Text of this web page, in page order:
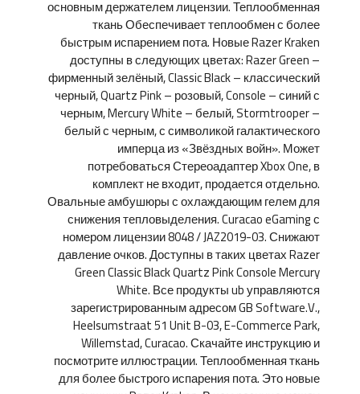
основным держателем лицензии. Теплообменная
ткань Обеспечивает теплообмен с более
быстрым испарением пота. Новые Razer Kraken
доступны в следующих цветах: Razer Green –
фирменный зелёный, Classic Black – классический
черный, Quartz Pink – розовый, Console – синий с
черным, Mercury White – белый, Stormtrooper –
белый с черным, с символикой галактического
имперца из «Звёздных войн». Может
потребоваться Стереоадаптер Xbox One, в
комплект не входит, продается отдельно.
Овальные амбушюры с охлаждающим гелем для
снижения тепловыделения. Curacao eGaming с
номером лицензии 8048 / JAZ2019-03. Снижают
давление очков. Доступны в таких цветах Razer
Green Classic Black Quartz Pink Console Mercury
White. Все продукты ub управляются
зарегистрированным адресом GB Software.V.,
Heelsumstraat 51 Unit B-03, E-Commerce Park,
Willemstad, Curacao. Скачайте инструкцию и
посмотрите иллюстрации. Теплообменная ткань
для более быстрого испарения пота. Это новые